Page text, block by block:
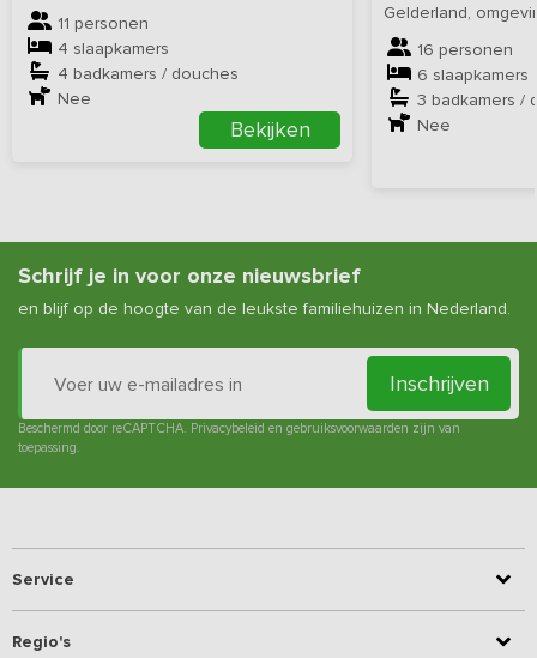
11 personen
4 slaapkamers
4 badkamers / douches
Nee
Bekijken
Gelderland,
16 personen
6 slaapkamers
3 badkamers /
Nee
Schrijf je in voor onze nieuwsbrief
en blijf op de hoogte van de leukste familiehuizen in Nederland.
Inschrijven
Beschermd door reCAPTCHA. Privacybeleid en gebruiksvoorwaarden zijn van
toepassing.
Service
Regio's